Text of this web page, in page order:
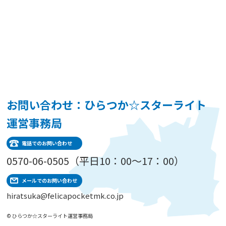
お問い合わせ：ひらつか☆スターライト
運営事務局
電話でのお問い合わせ
0570-06-0505（平日10：00～17：00）
メールでのお問い合わせ
hiratsuka@felicapocketmk.co.jp
© ひらつか☆スターライト運営事務局